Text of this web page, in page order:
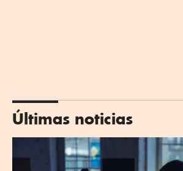
Últimas noticias